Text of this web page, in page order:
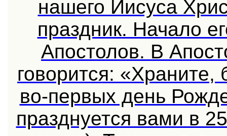
нашего Иисуса
праздник. Начало
Апостолов. В
говорится:
во-первых день
празднуется вами в